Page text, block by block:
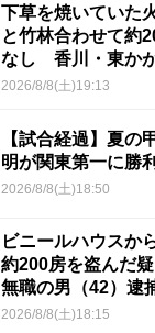
下草を焼いていた
と竹林合わせて約
なし 香川・東か
2026/8/8(土)19:13
【試合経過】夏
明が関東第一に勝利
2026/8/8(土)18:50
ビニールハウスか
約200房を盗んだ
無職の男（42）
2026/8/8(土)18:15